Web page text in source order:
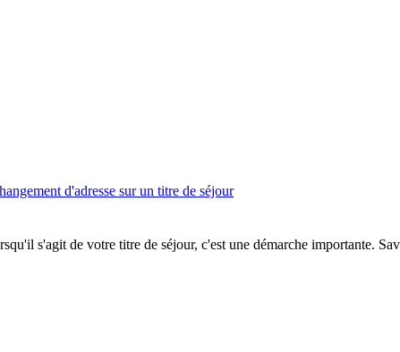
d'adresse sur un titre de séjour
s'agit de votre titre de séjour, c'est une démarche importante.